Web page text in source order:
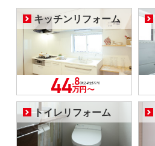
キッチンリフォーム
トイレリフォーム